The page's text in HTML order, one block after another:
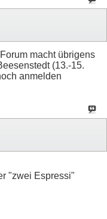
macht übrigens
(13.-15.
anmelden
"zwei Espressi"